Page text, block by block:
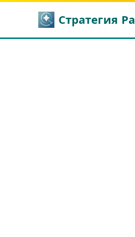
Стратегия Ра